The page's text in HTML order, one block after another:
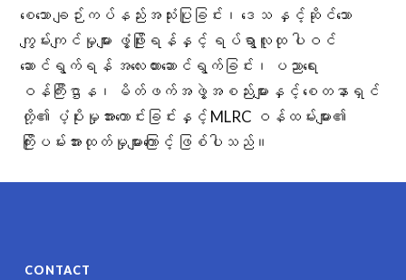
စေသော ချဉ်းကပ်နည်းအသုံးပြုခြင်း၊ ဒေသ နှင့်ဆိုင်သော
ကျွမ်းကျင်မှုများ ဖွံ့ဖြိုးရန်နှင့် ရပ်ရွာလူထု ပါဝင်
ဆောင်ရွက်ရန် အလေးထားဆောင်ရွက်ခြင်း၊ ပညာရေး
ဝန်ကြီးဌာန၊ မိတ်ဖက်အဖွဲ့အစည်းများနှင့် စေတနာရှင်
တို့၏ ပံ့ပိုးမှုအားကောင်းခြင်းနှင့် MLRC ဝန်ထမ်းများ၏
ကြိုးပမ်းအားထုတ်မှုများကြောင့် ဖြစ်ပါသည်။
CONTACT